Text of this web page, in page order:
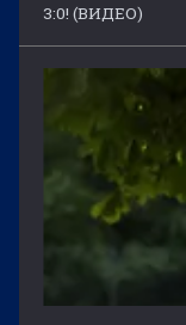
3:0! (ВИДЕО)